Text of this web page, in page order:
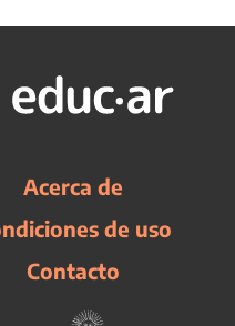
Acerca de
de uso
Contacto